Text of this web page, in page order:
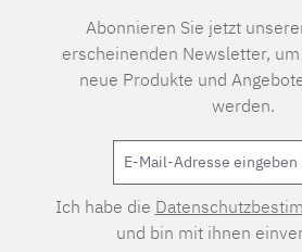
Abonnieren Sie jetzt
erscheinenden Newsletter,
neue Produkte und
werden.
Ich habe die
und bin mit ihnen